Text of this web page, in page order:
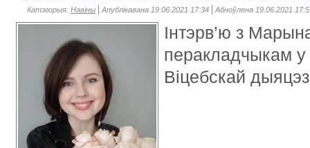
Катэгорыя: Навіны Апублікавана 19.06.2021 17:34 Абноўлена 19.06.2021
Інтэрв’ю з
перакладчыкам
Віцебскай